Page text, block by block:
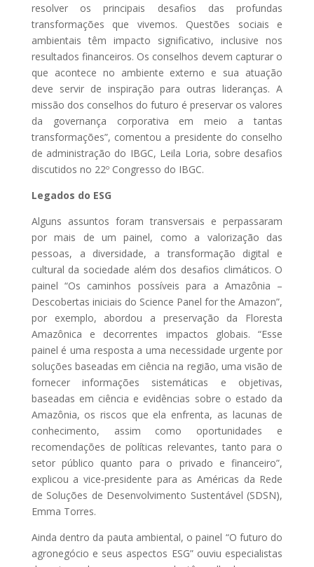
resolver os principais desafios das profundas
transformações que vivemos. Questões sociais e
ambientais têm impacto significativo, inclusive nos
resultados financeiros. Os conselhos devem capturar o
que acontece no ambiente externo e sua atuação
deve servir de inspiração para outras lideranças. A
missão dos conselhos do futuro é preservar os valores
da governança corporativa em meio a tantas
transformações”, comentou a presidente do conselho
de administração do IBGC, Leila Loria, sobre desafios
discutidos no 22º Congresso do IBGC.
Legados do ESG
Alguns assuntos foram transversais e perpassaram
por mais de um painel, como a valorização das
pessoas, a diversidade, a transformação digital e
cultural da sociedade além dos desafios climáticos. O
painel “Os caminhos possíveis para a Amazônia –
Descobertas iniciais do Science Panel for the Amazon”,
por exemplo, abordou a preservação da Floresta
Amazônica e decorrentes impactos globais. “Esse
painel é uma resposta a uma necessidade urgente por
soluções baseadas em ciência na região, uma visão de
fornecer informações sistemáticas e objetivas,
baseadas em ciência e evidências sobre o estado da
Amazônia, os riscos que ela enfrenta, as lacunas de
conhecimento, assim como oportunidades e
recomendações de políticas relevantes, tanto para o
setor público quanto para o privado e financeiro”,
explicou a vice-presidente para as Américas da Rede
de Soluções de Desenvolvimento Sustentável (SDSN),
Emma Torres.
Ainda dentro da pauta ambiental, o painel “O futuro do
agronegócio e seus aspectos ESG” ouviu especialistas